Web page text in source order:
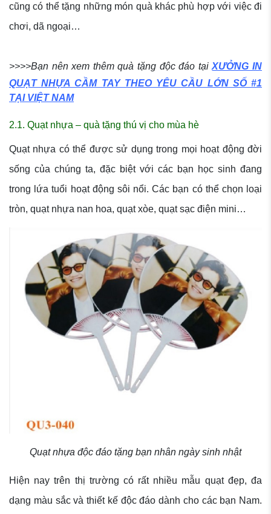
cũng có thể tặng những món quà khác phù hợp với việc đi
chơi, dã ngoại…
>>>>Bạn nên xem thêm quà tặng độc đáo tạiXƯỞNG IN
QUẠT NHỰA CẦM TAY THEO YÊU CẦU LỚN SỐ #1
TẠI VIỆT NAM
2.1. Quạt nhựa – quà tặng thú vị cho mùa hè
Quạt nhựa có thể được sử dụng trong mọi hoạt động đời
sống của chúng ta, đặc biệt với các bạn học sinh đang
trong lứa tuổi hoạt động sôi nổi. Các bạn có thể chọn loại
tròn, quạt nhựa nan hoa, quạt xòe, quạt sạc điện mini…
Quạt nhựa độc đáo tặng bạn nhân ngày sinh nhật
Hiện nay trên thị trường có rất nhiều mẫu quạt đẹp, đa
dạng màu sắc và thiết kế độc đáo dành cho các bạn Nam.